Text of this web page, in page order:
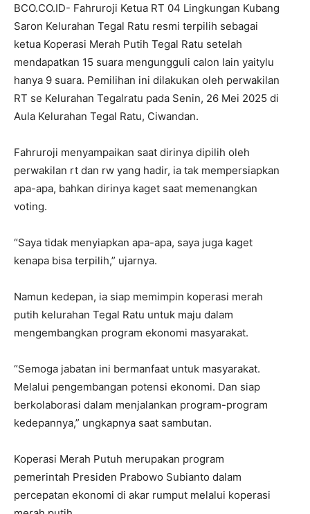
BCO.CO.ID- Fahruroji Ketua RT 04 Lingkungan Kubang
Saron Kelurahan Tegal Ratu resmi terpilih sebagai
ketua Koperasi Merah Putih Tegal Ratu setelah
mendapatkan 15 suara mengungguli calon lain yaitylu
hanya 9 suara. Pemilihan ini dilakukan oleh perwakilan
RT se Kelurahan Tegalratu pada Senin, 26 Mei 2025 di
Aula Kelurahan Tegal Ratu, Ciwandan.
Fahruroji menyampaikan saat dirinya dipilih oleh
perwakilan rt dan rw yang hadir, ia tak mempersiapkan
apa-apa, bahkan dirinya kaget saat memenangkan
voting.
“Saya tidak menyiapkan apa-apa, saya juga kaget
kenapa bisa terpilih,” ujarnya.
Namun kedepan, ia siap memimpin koperasi merah
putih kelurahan Tegal Ratu untuk maju dalam
mengembangkan program ekonomi masyarakat.
“Semoga jabatan ini bermanfaat untuk masyarakat.
Melalui pengembangan potensi ekonomi. Dan siap
berkolaborasi dalam menjalankan program-program
kedepannya,” ungkapnya saat sambutan.
Koperasi Merah Putuh merupakan program
pemerintah Presiden Prabowo Subianto dalam
percepatan ekonomi di akar rumput melalui koperasi